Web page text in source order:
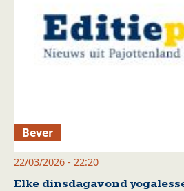
Bever
22/03/2026 - 22:20
Elke dinsdagavond